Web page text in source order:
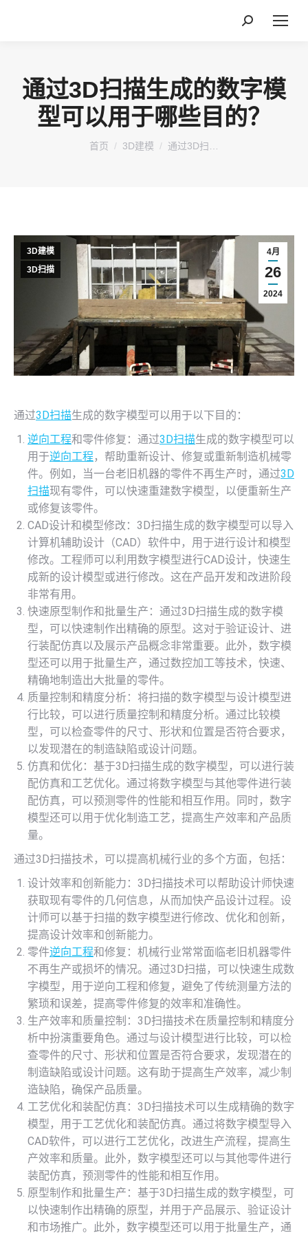
搜
通过3D扫描生成的数字模
型可以用于哪些目的？
您在这里：
首页 3D建模 通过3D扫…
4月
26
2024
3D建模
3D扫描
通过3D扫描生成的数字模型可以用于以下目的：
逆向工程和零件修复：通过3D扫描生成的数字模型可以
用于逆向工程 ，帮助重新设计、修复或重新制造机械零
件。例如，当一台老旧机器的零件不再生产时，通过3D
扫描现有零件，可以快速重建数字模型，以便重新生产
或修复该零件。
CAD设计和模型修改：3D扫描生成的数字模型可以导入
计算机辅助设计（CAD）软件中，用于进行设计和模型
修改。工程师可以利用数字模型进行CAD设计，快速生
成新的设计模型或进行修改。这在产品开发和改进阶段
非常有用。
快速原型制作和批量生产：通过3D扫描生成的数字模
型，可以快速制作出精确的原型。这对于验证设计、进
行装配仿真以及展示产品概念非常重要。此外，数字模
型还可以用于批量生产，通过数控加工等技术，快速、
精确地制造出大批量的零件。
质量控制和精度分析：将扫描的数字模型与设计模型进
行比较，可以进行质量控制和精度分析。通过比较模
型，可以检查零件的尺寸、形状和位置是否符合要求，
以发现潜在的制造缺陷或设计问题。
仿真和优化：基于3D扫描生成的数字模型，可以进行装
配仿真和工艺优化。通过将数字模型与其他零件进行装
配仿真，可以预测零件的性能和相互作用。同时，数字
模型还可以用于优化制造工艺，提高生产效率和产品质
量。
通过3D扫描技术，可以提高机械行业的多个方面，包括：
设计效率和创新能力：3D扫描技术可以帮助设计师快速
获取现有零件的几何信息，从而加快产品设计过程。设
计师可以基于扫描的数字模型进行修改、优化和创新，
提高设计效率和创新能力。
零件逆向工程和修复：机械行业常常面临老旧机器零件
不再生产或损坏的情况。通过3D扫描，可以快速生成数
字模型，用于逆向工程和修复，避免了传统测量方法的
繁琐和误差，提高零件修复的效率和准确性。
生产效率和质量控制：3D扫描技术在质量控制和精度分
析中扮演重要角色。通过与设计模型进行比较，可以检
查零件的尺寸、形状和位置是否符合要求，发现潜在的
制造缺陷或设计问题。这有助于提高生产效率，减少制
造缺陷，确保产品质量。
工艺优化和装配仿真：3D扫描技术可以生成精确的数字
模型，用于工艺优化和装配仿真。通过将数字模型导入
CAD软件，可以进行工艺优化，改进生产流程，提高生
产效率和质量。此外，数字模型还可以与其他零件进行
装配仿真，预测零件的性能和相互作用。
原型制作和批量生产：基于3D扫描生成的数字模型，可
以快速制作出精确的原型，并用于产品展示、验证设计
和市场推广。此外，数字模型还可以用于批量生产，通